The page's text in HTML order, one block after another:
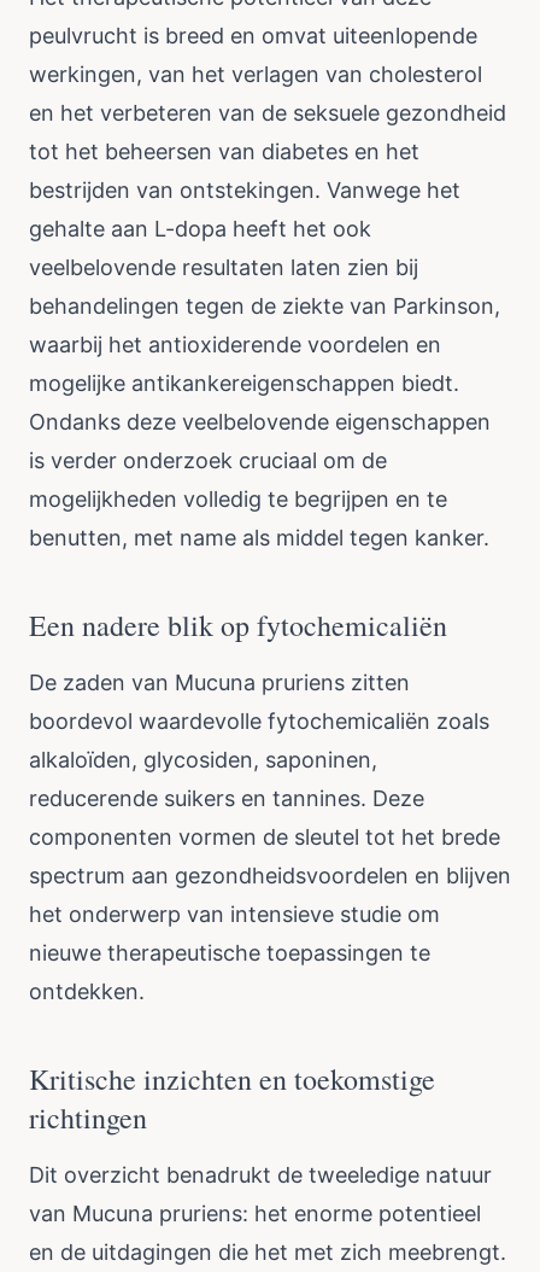
peulvrucht is breed en omvat uiteenlopende
werkingen, van het verlagen van cholesterol
en het verbeteren van de seksuele gezondheid
tot het beheersen van diabetes en het
bestrijden van ontstekingen. Vanwege het
gehalte aan L-dopa heeft het ook
veelbelovende resultaten laten zien bij
behandelingen tegen de ziekte van Parkinson,
waarbij het antioxiderende voordelen en
mogelijke antikankereigenschappen biedt.
Ondanks deze veelbelovende eigenschappen
is verder onderzoek cruciaal om de
mogelijkheden volledig te begrijpen en te
benutten, met name als middel tegen kanker.
Een nadere blik op fytochemicaliën
De zaden van Mucuna pruriens zitten
boordevol waardevolle fytochemicaliën zoals
alkaloïden, glycosiden, saponinen,
reducerende suikers en tannines. Deze
componenten vormen de sleutel tot het brede
spectrum aan gezondheidsvoordelen en blijven
het onderwerp van intensieve studie om
nieuwe therapeutische toepassingen te
ontdekken.
Kritische inzichten en toekomstige
richtingen
Dit overzicht benadrukt de tweeledige natuur
van Mucuna pruriens: het enorme potentieel
en de uitdagingen die het met zich meebrengt.